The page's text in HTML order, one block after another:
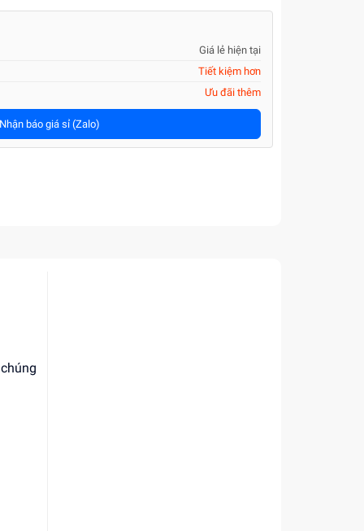
Giá lẻ hiện tại
Tiết kiệm hơn
Ưu đãi thêm
Nhận báo giá sỉ (Zalo)